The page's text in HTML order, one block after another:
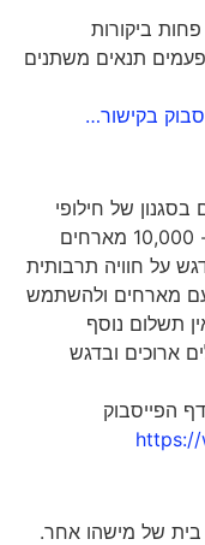
ביקורות
תנאים משתנים
בקישור…
של חילופי
עבודה תמורת אירוח. באתר רשומים כ- 10,000 מארחים
חוויה תרבותית
מארחים ולהשתמש
נוסף
ובדגש
של מישהו אחר.